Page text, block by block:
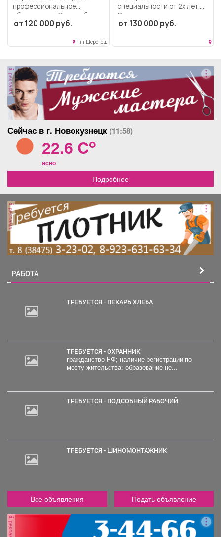
профессиональное
образование. Опыт работы..
Сварка технологических
от 120 000 руб.
пгт Шерегеш
специальности от 2х лет..
Строительство крупных...
от 130 000 руб.
реклама
Сейчас в г. Новокузнецк (11:58)
22.6 Co
ясно
Подробнее
реклама
РАБОТА
ТРЕБУЕТСЯ - ПЕКАРЬ ХЛЕБА
ТРЕБУЕТСЯ - ОХРАННИК
гражданство РФ; наличие регистрации по
месту жительства; образование не...
ТРЕБУЕТСЯ - ПОДСОБНЫЙ РАБОЧИЙ
ТРЕБУЕТСЯ - ШИНОМОНТАЖНИК
Все объявления Подать объявление
реклама